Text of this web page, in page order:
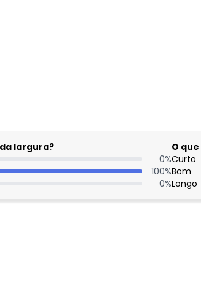
largura?
0%
100%
0%
O
Curto
Bom
Longo